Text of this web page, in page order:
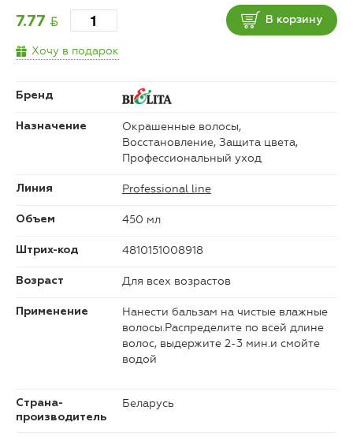
7.77 BYN В корзину
Хочу в подарок
Бренд
Назначение
Окрашенные волосы,
Восстановление, Защита цвета,
Профессиональный уход
Линия Professional line
Объем 450 мл
Штрих-код 4810151008918
Возраст Для всех возрастов
Применение
Нанести бальзам на чистые влажные
волосы.Распределите по всей длине
волос, выдержите 2-3 мин.и смойте
водой
Страна-
производитель
Беларусь